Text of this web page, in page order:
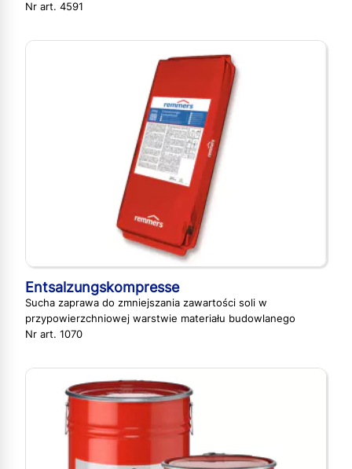
Nr art. 4591
Entsalzungskompresse
Sucha zaprawa do zmniejszania zawartości soli w
przypowierzchniowej warstwie materiału budowlanego
Nr art. 1070